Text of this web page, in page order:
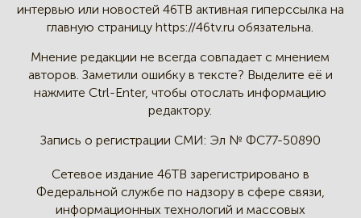
интервью или новостей 46TB активная гиперссылка на
главную страницу https://46tv.ru обязательна.
Мнение редакции не всегда совпадает с мнением
авторов. Заметили ошибку в тексте? Выделите её и
нажмите Ctrl-Enter, чтобы отослать информацию
редактору.
Запись о регистрации СМИ: Эл № ФС77-50890
Сетевое издание 46ТВ зарегистрировано в
Федеральной службе по надзору в сфере связи,
информационных технологий и массовых